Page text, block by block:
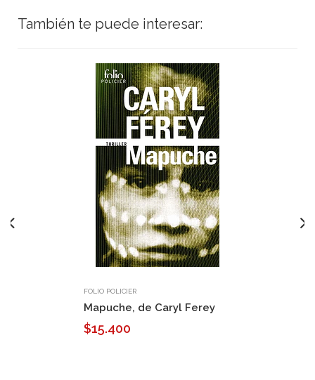
También te puede interesar:
FOLIO POLICIER
Mapuche, de Caryl Ferey
$15.400